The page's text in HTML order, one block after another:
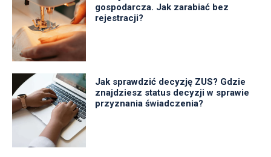
gospodarcza. Jak zarabiać bez
rejestracji?
Jak sprawdzić decyzję ZUS? Gdzie
znajdziesz status decyzji w sprawie
przyznania świadczenia?